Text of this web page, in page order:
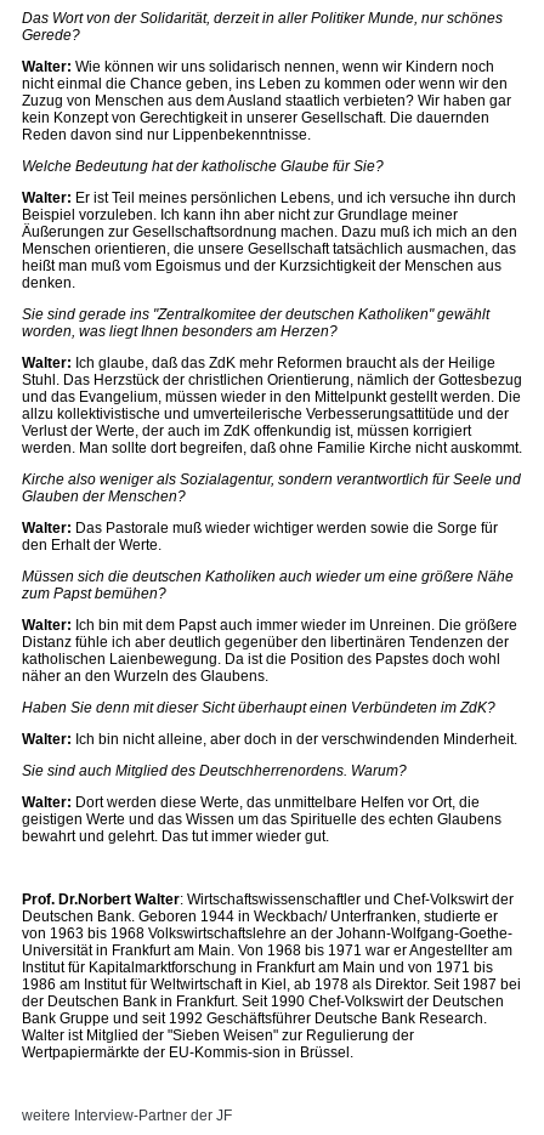
Das Wort von der Solidarität, derzeit in aller Politiker Munde, nur schönes
Gerede?
Walter: Wie können wir uns solidarisch nennen, wenn wir Kindern noch
nicht einmal die Chance geben, ins Leben zu kommen oder wenn wir den
Zuzug von Menschen aus dem Ausland staatlich verbieten? Wir haben gar
kein Konzept von Gerechtigkeit in unserer Gesellschaft. Die dauernden
Reden davon sind nur Lippenbekenntnisse.
Welche Bedeutung hat der katholische Glaube für Sie?
Walter: Er ist Teil meines persönlichen Lebens, und ich versuche ihn durch
Beispiel vorzuleben. Ich kann ihn aber nicht zur Grundlage meiner
Äußerungen zur Gesellschaftsordnung machen. Dazu muß ich mich an den
Menschen orientieren, die unsere Gesellschaft tatsächlich ausmachen, das
heißt man muß vom Egoismus und der Kurzsichtigkeit der Menschen aus
denken.
Sie sind gerade ins "Zentralkomitee der deutschen Katholiken" gewählt
worden, was liegt Ihnen besonders am Herzen?
Walter: Ich glaube, daß das ZdK mehr Reformen braucht als der Heilige
Stuhl. Das Herzstück der christlichen Orientierung, nämlich der Gottesbezug
und das Evangelium, müssen wieder in den Mittelpunkt gestellt werden. Die
allzu kollektivistische und umverteilerische Verbesserungsattitüde und der
Verlust der Werte, der auch im ZdK offenkundig ist, müssen korrigiert
werden. Man sollte dort begreifen, daß ohne Familie Kirche nicht auskommt.
Kirche also weniger als Sozialagentur, sondern verantwortlich für Seele und
Glauben der Menschen?
Walter: Das Pastorale muß wieder wichtiger werden sowie die Sorge für
den Erhalt der Werte.
Müssen sich die deutschen Katholiken auch wieder um eine größere Nähe
zum Papst bemühen?
Walter: Ich bin mit dem Papst auch immer wieder im Unreinen. Die größere
Distanz fühle ich aber deutlich gegenüber den libertinären Tendenzen der
katholischen Laienbewegung. Da ist die Position des Papstes doch wohl
näher an den Wurzeln des Glaubens.
Haben Sie denn mit dieser Sicht überhaupt einen Verbündeten im ZdK?
Walter: Ich bin nicht alleine, aber doch in der verschwindenden Minderheit.
Sie sind auch Mitglied des Deutschherrenordens. Warum?
Walter: Dort werden diese Werte, das unmittelbare Helfen vor Ort, die
geistigen Werte und das Wissen um das Spirituelle des echten Glaubens
bewahrt und gelehrt. Das tut immer wieder gut.
Prof. Dr.Norbert Walter: Wirtschaftswissenschaftler und Chef-Volkswirt der
Deutschen Bank. Geboren 1944 in Weckbach/ Unterfranken, studierte er
von 1963 bis 1968 Volkswirtschaftslehre an der Johann-Wolfgang-Goethe-
Universität in Frankfurt am Main. Von 1968 bis 1971 war er Angestellter am
Institut für Kapitalmarktforschung in Frankfurt am Main und von 1971 bis
1986 am Institut für Weltwirtschaft in Kiel, ab 1978 als Direktor. Seit 1987 bei
der Deutschen Bank in Frankfurt. Seit 1990 Chef-Volkswirt der Deutschen
Bank Gruppe und seit 1992 Geschäftsführer Deutsche Bank Research.
Walter ist Mitglied der "Sieben Weisen" zur Regulierung der
Wertpapiermärkte der EU-Kommis-sion in Brüssel.
weitere Interview-Partner der JF